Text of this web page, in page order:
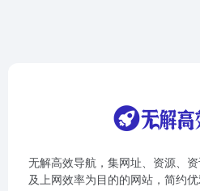
无解高效导航，集网址、资源、
及上网效率为目的的网站，简约